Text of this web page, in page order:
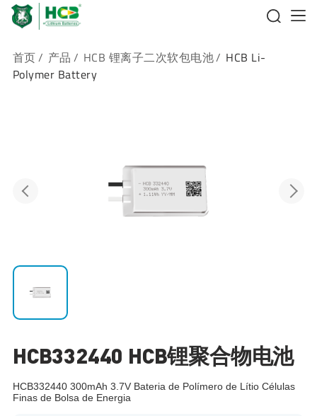
首页/ 产品 / HCB 锂离子二次软包电池/ HCB Li-
Polymer Battery
HCB332440 HCB锂聚合物电池
HCB332440 300mAh 3.7V Bateria de Polímero de Lítio Células
Finas de Bolsa de Energia